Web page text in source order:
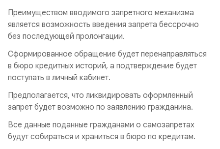
Преимуществом вводимого запретного механизма
является возможность введения запрета бессрочно
без последующей пролонгации.
Сформированное обращение будет перенаправляться
в бюро кредитных историй, а подтверждение будет
поступать в личный кабинет.
Предполагается, что ликвидировать оформленный
запрет будет возможно по заявлению гражданина.
Все данные поданные гражданами о самозапретах
будут собираться и храниться в бюро по кредитам.